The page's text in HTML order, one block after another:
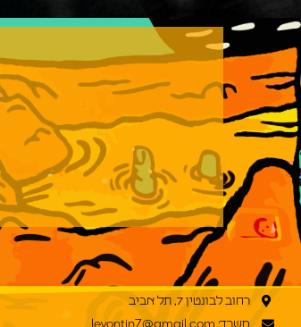
רחוב לבונטין 7, תל אביב
משרד: levontin7@gmail.com